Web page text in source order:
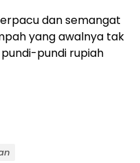
dan semangat
yang awalnya tak
pundi rupiah